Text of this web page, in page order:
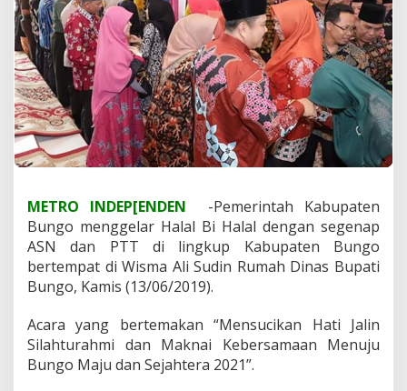
G
e
l
a
r
A
c
a
r
a
l
B
i
l
D
e
n
METRO INDEP[ENDEN -Pemerintah Kabupaten
Bungo menggelar Halal Bi Halal dengan segenap
ASN dan PTT di lingkup Kabupaten Bungo
bertempat di Wisma Ali Sudin Rumah Dinas Bupati
Bungo, Kamis (13/06/2019).
Acara yang bertemakan “Mensucikan Hati Jalin
Silahturahmi dan Maknai Kebersamaan Menuju
Bungo Maju dan Sejahtera 2021”.